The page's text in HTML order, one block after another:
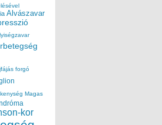
Alvászavar
forgó
Magas
kor